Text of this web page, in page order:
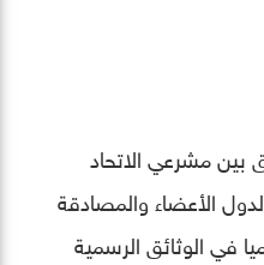
بين مشرعي الاتحاد
الأعضاء والمصادقة
في الوثائق الرسمية